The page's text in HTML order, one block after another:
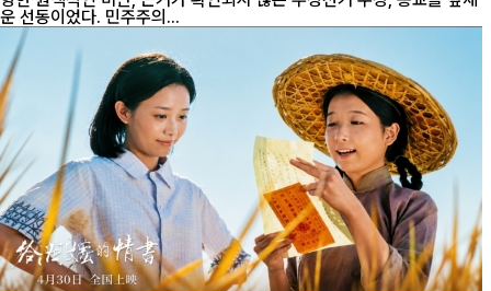
운 선동이었다. 민주주의...